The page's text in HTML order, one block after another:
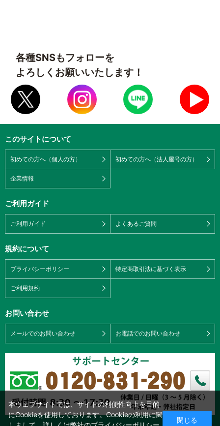
各種SNSもフォローを
よろしくお願いいたします！
このサイトについて
初めての方へ（個人の方） 初めての方へ（法人屋号の方）
企業情報
ご利用ガイド
ご利用ガイド よくあるご質問
規約について
プライバシーポリシー 特定商取引法に基づく表示
ご利用規約
お問い合わせ
メールでのお問い合わせ お電話でのお問い合わせ
本ウェブサイトでは、サイトの利便性向上を目的
にCookieを使用しております。Cookieの利用に関
閉じる